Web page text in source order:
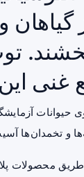
غنی
و تخمدان‌ها
طریق محصولات